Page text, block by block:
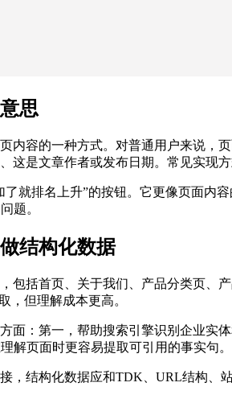
思
内容的一种方式。对普通用户来说，
这是文章作者或发布日期。常见实现
就排名上升”的按钮。它更像页面内
题。
结构化数据
包括首页、关于我们、产品分类页、
，但理解成本更高。
面：第一，帮助搜索引擎识别企业实
解页面时更容易提取可引用的事实句
，结构化数据应和TDK、URL结构、